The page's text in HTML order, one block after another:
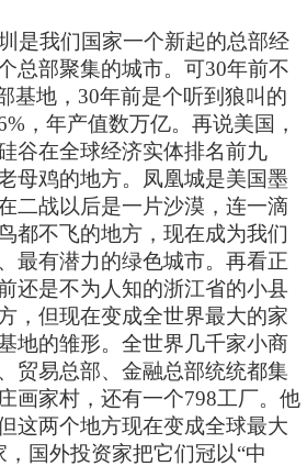
是我们国家一个新起的总部经
总部聚集的城市。可30年前不
基地，30年前是个听到狼叫的
，年产值数万亿。再说美国，
谷在全球经济实体排名前九
母鸡的地方。凤凰城是美国墨
二战以后是一片沙漠，连一滴
都不飞的地方，现在成为我们
最有潜力的绿色城市。再看正
还是不为人知的浙江省的小县
，但现在变成全世界最大的家
地的雏形。全世界几千家小商
贸易总部、金融总部统统都集
画家村，还有一个798工厂。他
这两个地方现在变成全球最大
国外投资家把它们冠以“中